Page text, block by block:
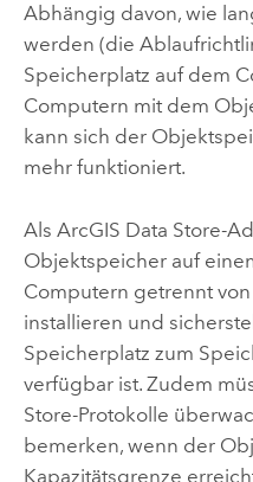
Abhängig davon, wie
werden (die
Speicherplatz auf dem
Computern mit dem
kann sich der
mehr funktioniert.
Als ArcGIS Data Store-
Objektspeicher auf
Computern getrennt
installieren und
Speicherplatz zum
verfügbar ist. Zudem
Store-Protokolle
bemerken, wenn der
Kapazitätsgrenze